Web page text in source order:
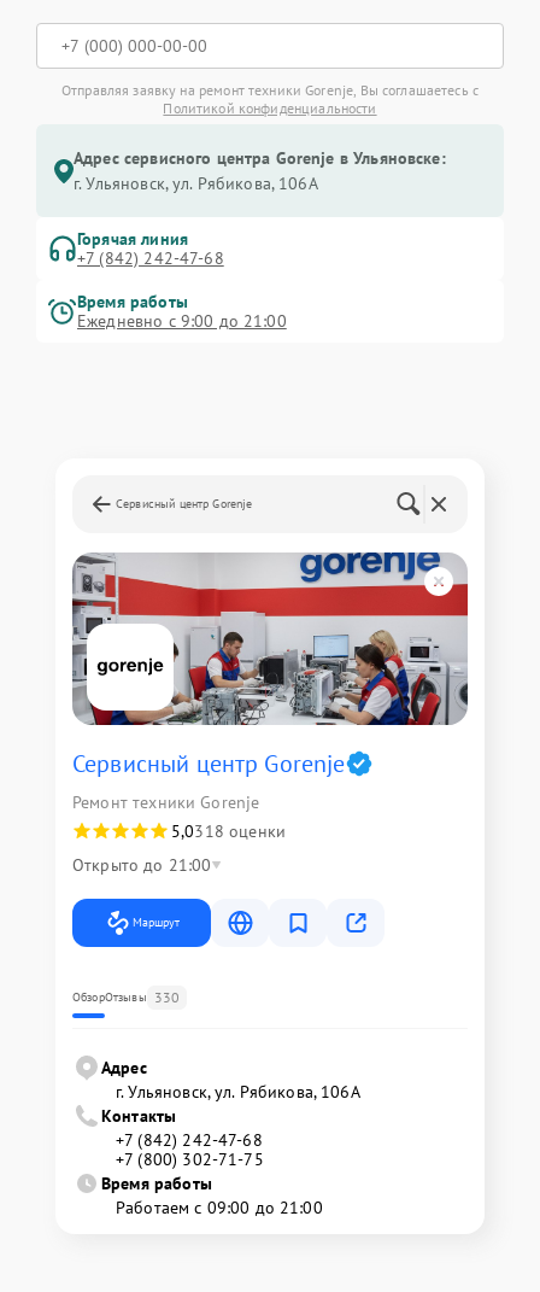
Отправляя заявку на ремонт техники Gorenje, Вы соглашаетесь с
Политикой конфиденциальности
Адрес сервисного центра Gorenje в Ульяновске:
г. Ульяновск, ул. Рябикова, 106А
Горячая линия
+7 (842) 242-47-68
Время работы
Ежедневно с 9:00 до 21:00
Сервисный центр Gorenje
Сервисный центр Gorenje
Ремонт техники Gorenje
5,0318 оценки
Открыто до 21:00
Маршрут
ОбзорОтзывы 330
Адрес
г. Ульяновск, ул. Рябикова, 106А
Контакты
+7 (842) 242-47-68
+7 (800) 302-71-75
Время работы
Работаем с 09:00 до 21:00